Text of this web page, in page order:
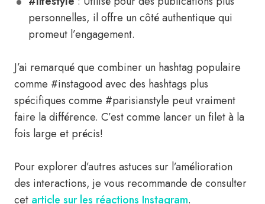
personnelles, il offre un côté authentique qui
promeut l’engagement.
J’ai remarqué que combiner un hashtag populaire
comme #instagood avec des hashtags plus
spécifiques comme #parisianstyle peut vraiment
faire la différence. C’est comme lancer un filet à la
fois large et précis!
Pour explorer d’autres astuces sur l’amélioration
des interactions, je vous recommande de consulter
cet article sur les réactions Instagram.